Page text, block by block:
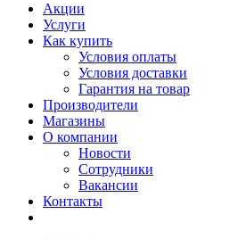
Акции
Услуги
Как купить
Условия оплаты
Условия доставки
Гарантия на товар
Производители
Магазины
О компании
Новости
Сотрудники
Вакансии
Контакты